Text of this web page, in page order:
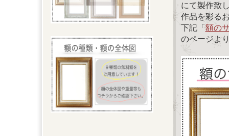
にて製作致
作品を彩る
下記「額の
のページよ